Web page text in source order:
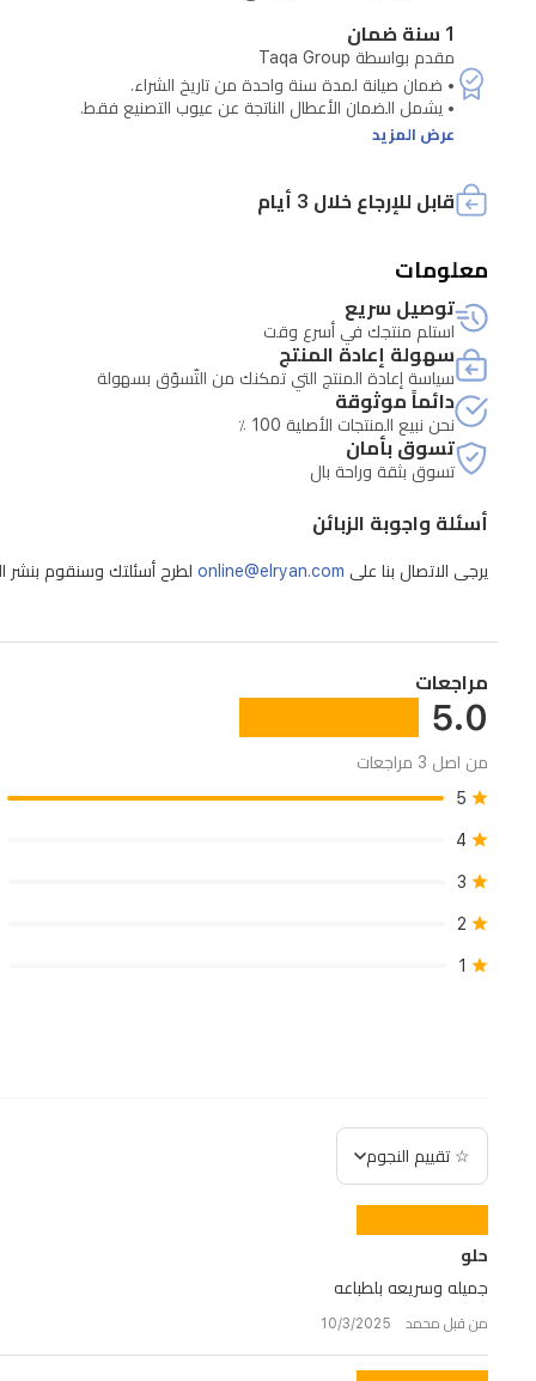
المنزلية
والطلاب
الذين
يحتاجون
أداء
وسهولة
في
الاستخدام،
مما
يجعلها
خياراً
للمهام
اليومية.
1 سنة ضمان
مقدم بواسطة Taqa Group
• لا يشمل الضمان المواد الاستهلاكية وقطع الاستهلاك مثل
عرض المزيد
قابل للإرجاع خلال 3 أيام
معلومات
توصيل سريع
استلم منتجك في أسرع وقت
سهولة إعادة المنتج
سياسة إعادة المنتج التي تمكنك من التّسوّق بسهولة
دائماً موثوقة
نحن نبيع المنتجات الأصلية 100 ٪
تسوق بأمان
تسوق بثقة وراحة بال
أسئلة واجوبة الزبائن
يرجى الاتصال بنا على online@elryan.com لطرح أسئلتك وسنقوم بنشر
مراجعات
5.0
من اصل 3 مراجعات
5
4
3
2
1
☆ تقييم النجوم
حلو
جميله وسريعه بلطباعه
من قبل محمد 10/3/2025